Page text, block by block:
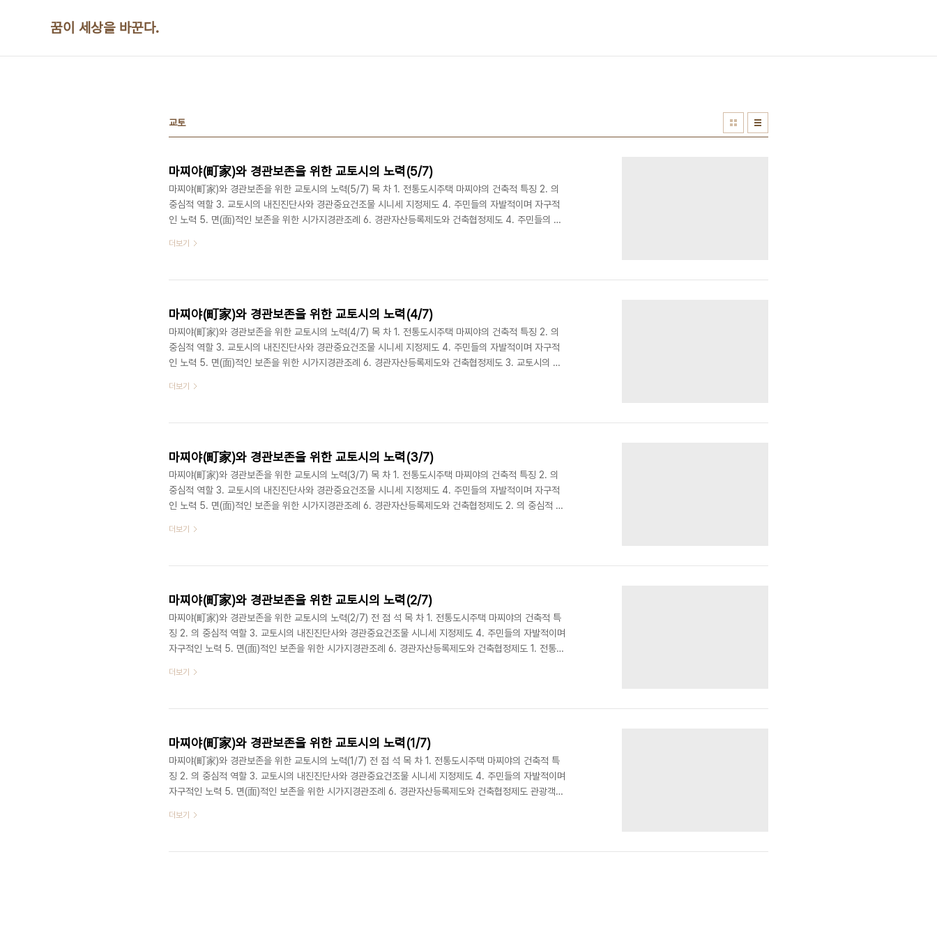
꿈이 세상을 바꾼다.
교토
마찌야(町家)와 경관보존을 위한 교토시의 노력(5/7)
마찌야(町家)와 경관보존을 위한 교토시의 노력(5/7) 목 차 1. 전통도시주택 마찌야의 건축적 특징 2. 의
중심적 역할 3. 교토시의 내진진단사와 경관중요건조물 시니세 지정제도 4. 주민들의 자발적이며 자구적
인 노력 5. 면(面)적인 보존을 위한 시가지경관조례 6. 경관자산등록제도와 건축협정제도 4. 주민들의 자
스로의 노력이 무엇보다 가장 중요하다. 주민들이 자발적으로 모여서 스스로가 필요하다고 생각하는 조직
개 단체가 모여있는 교마찌야NET라는 협의체이다. 성격이 다른 단체들이 모여서 공동으로 홈페이지를..
더보기
마찌야(町家)와 경관보존을 위한 교토시의 노력(4/7)
마찌야(町家)와 경관보존을 위한 교토시의 노력(4/7) 목 차 1. 전통도시주택 마찌야의 건축적 특징 2. 의
중심적 역할 3. 교토시의 내진진단사와 경관중요건조물 시니세 지정제도 4. 주민들의 자발적이며 자구적
인 노력 5. 면(面)적인 보존을 위한 시가지경관조례 6. 경관자산등록제도와 건축협정제도 3. 교토시의 내
하고 있는 주민들의 현실적인 어려움을 도와주고 마찌야에서 살고 있다는 자부심을 북돋우어주는 제도가
주하는 주민으로서는 안전문제가 제일 중요하다. 그래서 자격증제도를 운영하는 것이다. 대부분의 ..
더보기
마찌야(町家)와 경관보존을 위한 교토시의 노력(3/7)
마찌야(町家)와 경관보존을 위한 교토시의 노력(3/7) 목 차 1. 전통도시주택 마찌야의 건축적 특징 2. 의
중심적 역할 3. 교토시의 내진진단사와 경관중요건조물 시니세 지정제도 4. 주민들의 자발적이며 자구적
인 노력 5. 면(面)적인 보존을 위한 시가지경관조례 6. 경관자산등록제도와 건축협정제도 2. 의 중심적 역
하다. 2008년 11월에 센터를 방문하였는데 활발하게 활동하고 있었다. 1997년에 설립된 센터는 목옥정
양한 사업을 추진하고 있다. 일반회계사업은 자주사업, 수탁사업, 교토시 시설지정관리업무..
더보기
마찌야(町家)와 경관보존을 위한 교토시의 노력(2/7)
마찌야(町家)와 경관보존을 위한 교토시의 노력(2/7) 전 점 석 목 차 1. 전통도시주택 마찌야의 건축적 특
징 2. 의 중심적 역할 3. 교토시의 내진진단사와 경관중요건조물 시니세 지정제도 4. 주민들의 자발적이며
자구적인 노력 5. 면(面)적인 보존을 위한 시가지경관조례 6. 경관자산등록제도와 건축협정제도 1. 전통도
家), 나가야(長屋) 등이 있는데 그 중에서도 교토의 경관에서 마찌야는 대단히 중요한 비중을 차지하고 있
내수공업자인 쪼닌(町人)이 거주하는 직주병존형 전통도시주택이다. 마찌야가 조성된 것은..
더보기
마찌야(町家)와 경관보존을 위한 교토시의 노력(1/7)
마찌야(町家)와 경관보존을 위한 교토시의 노력(1/7) 전 점 석 목 차 1. 전통도시주택 마찌야의 건축적 특
징 2. 의 중심적 역할 3. 교토시의 내진진단사와 경관중요건조물 시니세 지정제도 4. 주민들의 자발적이며
자구적인 노력 5. 면(面)적인 보존을 위한 시가지경관조례 6. 경관자산등록제도와 건축협정제도 관광객에
면서 겉으로 보기에도 놀라운 것은 오래된 집과 가로를 잘 보존하고 있는 점이었다. 교토에 비해서 우리나
나고 있는게 우리의 현실이다. 모든 사람들이 오래된 한옥을 부수고 아파트를 새로 ..
더보기